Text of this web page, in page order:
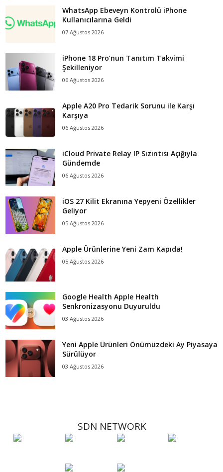
WhatsApp Ebeveyn Kontrolü iPhone
Kullanıcılarına Geldi
07 Ağustos 2026
iPhone 18 Pro’nun Tanıtım Takvimi
Şekilleniyor
06 Ağustos 2026
Apple A20 Pro Tedarik Sorunu ile Karşı
Karşıya
06 Ağustos 2026
iCloud Private Relay IP Sızıntısı Açığıyla
Gündemde
06 Ağustos 2026
iOS 27 Kilit Ekranına Yepyeni Özellikler
Geliyor
05 Ağustos 2026
Apple Ürünlerine Yeni Zam Kapıda!
05 Ağustos 2026
Google Health Apple Health
Senkronizasyonu Duyuruldu
03 Ağustos 2026
Yeni Apple Ürünleri Önümüzdeki Ay Piyasaya
Sürülüyor
03 Ağustos 2026
SDN NETWORK